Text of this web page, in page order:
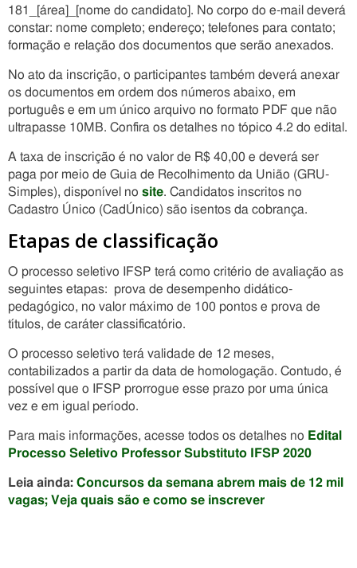
181_[área]_[nome do candidato]. No corpo do e-mail deverá
constar: nome completo; endereço; telefones para contato;
formação e relação dos documentos que serão anexados.
No ato da inscrição, o participantes também deverá anexar
os documentos em ordem dos números abaixo, em
português e em um único arquivo no formato PDF que não
ultrapasse 10MB. Confira os detalhes no tópico 4.2 do edital.
A taxa de inscrição é no valor de R$ 40,00 e deverá ser
paga por meio de Guia de Recolhimento da União (GRU-
Simples), disponível no site. Candidatos inscritos no
Cadastro Único (CadÚnico) são isentos da cobrança.
Etapas de classificação
O processo seletivo IFSP terá como critério de avaliação as
seguintes etapas: prova de desempenho didático-
pedagógico, no valor máximo de 100 pontos e prova de
títulos, de caráter classificatório.
O processo seletivo terá validade de 12 meses,
contabilizados a partir da data de homologação. Contudo, é
possível que o IFSP prorrogue esse prazo por uma única
vez e em igual período.
Para mais informações, acesse todos os detalhes no Edital
Processo Seletivo Professor Substituto IFSP 2020
Leia ainda: Concursos da semana abrem mais de 12 mil
vagas; Veja quais são e como se inscrever